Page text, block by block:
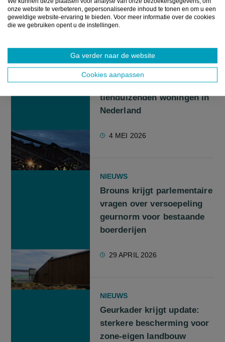
onze website te verbeteren, gepersonaliseerde inhoud te tonen en om u een
geweldige website-ervaring te bieden. Voor meer informatie over de cookies
die we gebruiken opent u de instellingen.
Ga verder naar de website
Cookies aanpassen
17 JUNI 2026
NIEUWS
Spuitvrije zones
belemmeren bouw van
tienduizenden woningen in
Nederland
4 MEI 2026
NIEUWS
Brouns krijgt parlementaire
vragen over versoepeling
geurnorm voor bestaande
boerderijen
29 APRIL 2026
NIEUWS
Geurkader krijgt update:
sterkere bescherming voor
zone-eigen landbouw